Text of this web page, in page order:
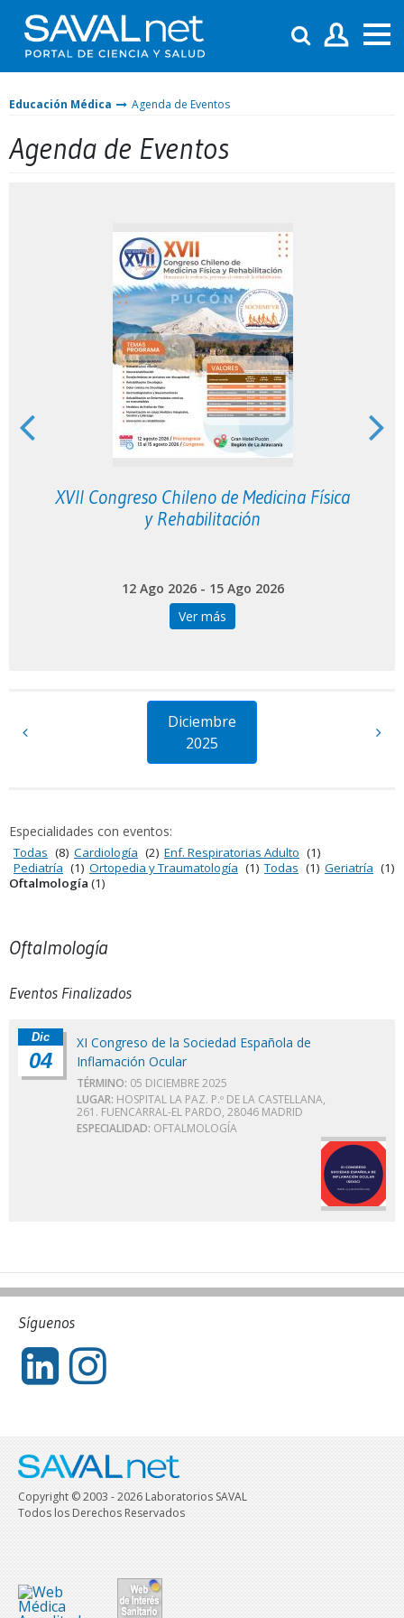
Educación Médica Agenda de Eventos
Agenda de Eventos
XVII Congreso Chileno de Medicina Física
y Rehabilitación
12 Ago 2026 - 15 Ago 2026
Ver más
Diciembre
2025
Especialidades con eventos:
Todas (8) Cardiología (2) Enf. Respiratorias Adulto (1)
Pediatría (1) Ortopedia y Traumatología (1) Todas (1) Geriatría (1)
Oftalmología (1)
Oftalmología
Eventos Finalizados
Dic
04
XI Congreso de la Sociedad Española de
Inflamación Ocular
TÉRMINO: 05 DICIEMBRE 2025
LUGAR: HOSPITAL LA PAZ. P.º DE LA CASTELLANA,
261. FUENCARRAL-EL PARDO, 28046 MADRID
ESPECIALIDAD: OFTALMOLOGÍA
Síguenos
Copyright © 2003 - 2026 Laboratorios SAVAL
Todos los Derechos Reservados